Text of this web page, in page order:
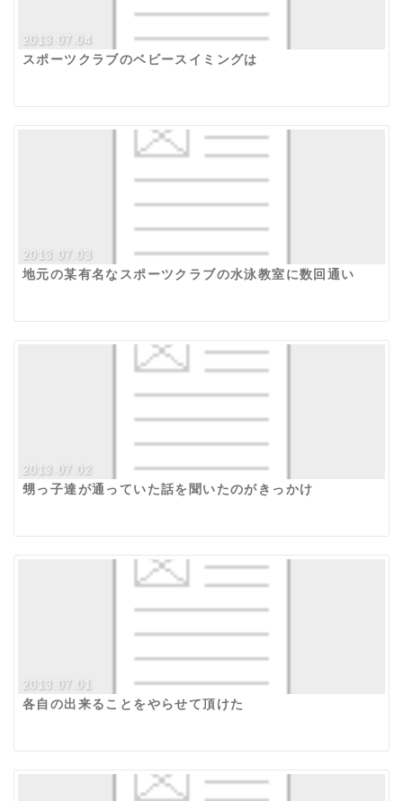
2013.07.04
スポーツクラブのベビースイミングは
2013.07.03
地元の某有名なスポーツクラブの水泳教室に数回通い
2013.07.02
甥っ子達が通っていた話を聞いたのがきっかけ
2013.07.01
各自の出来ることをやらせて頂けた